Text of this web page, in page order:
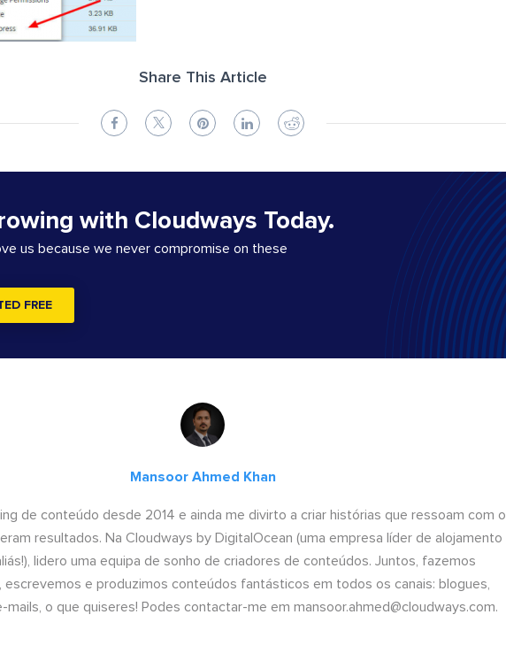
Share This Article
with Cloudways Today.
us because we never compromise on these
FREE
Mansoor Ahmed Khan
de conteúdo desde 2014 e ainda me divirto a criar histórias que ressoam com o
resultados. Na Cloudways by DigitalOcean (uma empresa líder de alojamento
lidero uma equipa de sonho de criadores de conteúdos. Juntos, fazemos
escrevemos e produzimos conteúdos fantásticos em todos os canais: blogues,
mails, o que quiseres! Podes contactar-me em mansoor.ahmed@cloudways.com.